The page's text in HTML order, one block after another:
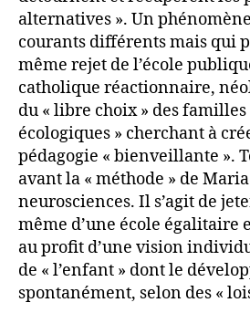
alternatives ». Un
courants différents mais qui
même rejet de l’école
catholique réactionnaire,
du « libre choix » des familles
écologiques » cherchant à
pédagogie « bienveillante ».
avant la « méthode » de
neurosciences. Il s’agit de
même d’une école égalitaire
au profit d’une vision
de « l’enfant » dont le
spontanément, selon des «